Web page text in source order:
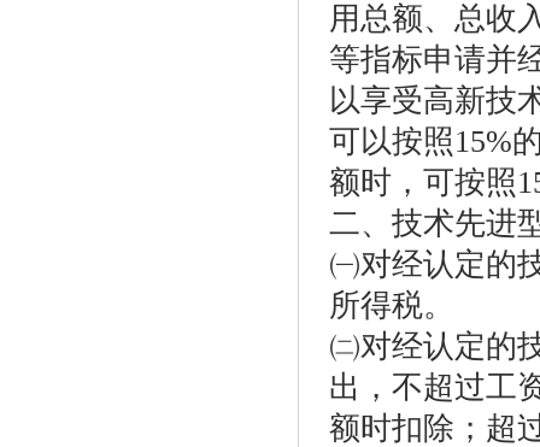
用总额、总收
等指标申请并
以享受高新技
可以按照15%
额时，可按照
二、技术先进
㈠对经认定的
所得税。
㈡对经认定的
出，不超过工
额时扣除；超